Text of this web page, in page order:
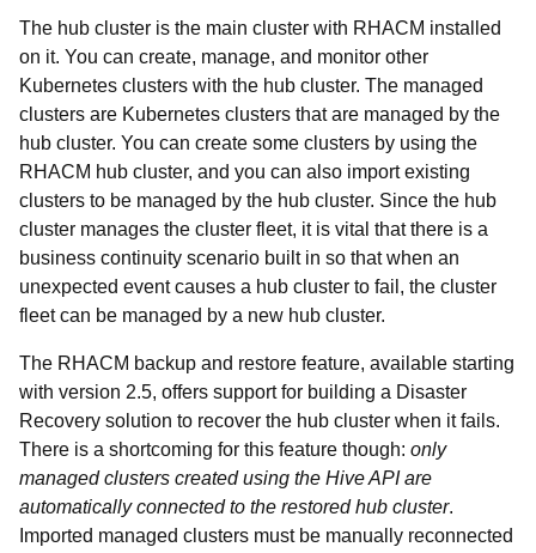
The hub cluster is the main cluster with RHACM installed
on it. You can create, manage, and monitor other
Kubernetes clusters with the hub cluster. The managed
clusters are Kubernetes clusters that are managed by the
hub cluster. You can create some clusters by using the
RHACM hub cluster, and you can also import existing
clusters to be managed by the hub cluster. Since the hub
cluster manages the cluster fleet, it is vital that there is a
business continuity scenario built in so that when an
unexpected event causes a hub cluster to fail, the cluster
fleet can be managed by a new hub cluster.
The RHACM backup and restore feature, available starting
with version 2.5, offers support for building a Disaster
Recovery solution to recover the hub cluster when it fails.
There is a shortcoming for this feature though: only
managed clusters created using the Hive API are
automatically connected to the restored hub cluster.
Imported managed clusters must be manually reconnected